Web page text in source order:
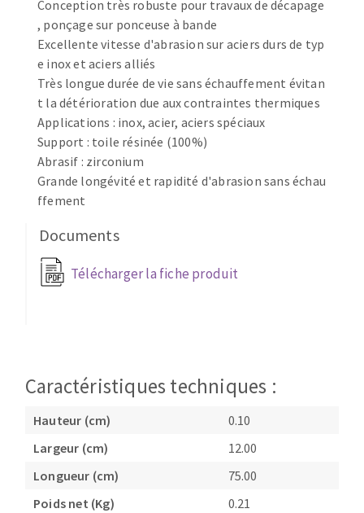
Brosses
Meules de tourets
Feutres à polir
Bandes sans fin
Rouleaux d'atelier
Aspirateurs
MACHINES POUR LE TRAVAIL DU MÉTAL
Tronçonneuses
Scies à ruban
Perceuses
Perceuses magnétiques
Tourets
Conception très robuste pour travaux de décapage
, ponçage sur ponceuse à bande
Excellente vitesse d'abrasion sur aciers durs de typ
e inox et aciers alliés
Très longue durée de vie sans échauffement évitan
t la détérioration due aux contraintes thermiques
Applications : inox, acier, aciers spéciaux
Support : toile résinée (100%)
Abrasif : zirconium
Grande longévité et rapidité d'abrasion sans échau
ffement
Documents
Télécharger la fiche produit
Caractéristiques techniques :
Hauteur (cm)
0.10
Largeur (cm)
12.00
Longueur (cm)
75.00
Poids net (Kg)
0.21